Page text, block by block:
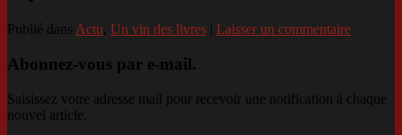
Publié dans Actu, Un vin des livres | Laisser un commentaire
Abonnez-vous par e-mail.
Saisissez votre adresse mail pour recevoir une notification à chaque
nouvel article.